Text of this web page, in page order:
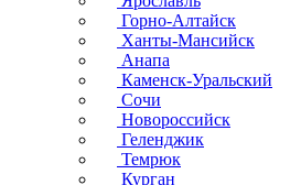
Горно-Алтайск
Ханты-Мансийск
Анапа
Каменск-Уральский
Сочи
Новороссийск
Геленджик
Темрюк
Курган